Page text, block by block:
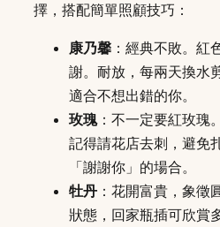
擇，搭配簡單照顧技巧：
康乃馨 ：經典不敗。紅
謝。耐放，每兩天換水
適合不想出錯的你。
玫瑰：不一定要紅玫瑰
記得請花店去刺，避免
「謝謝你」的場合。
牡丹 ：花開富貴，象徵
狀態，回家瓶插可欣賞